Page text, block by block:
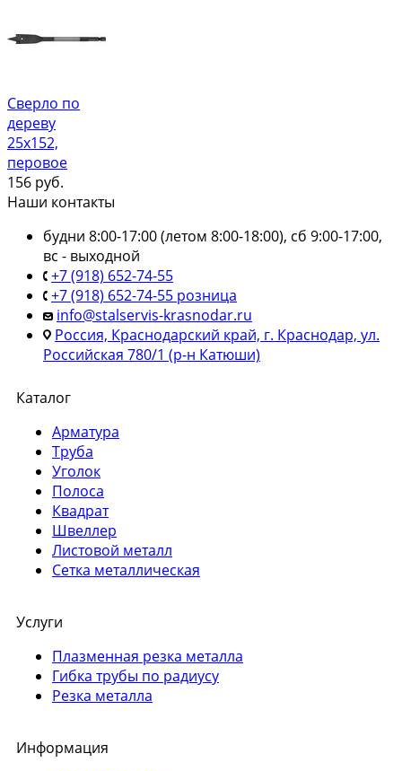
Сверло по
дереву
25х152,
перовое
156 руб.
Наши контакты
будни 8:00-17:00 (летом 8:00-18:00), сб 9:00-17:00,
вс - выходной
+7 (918) 652-74-55
+7 (918) 652-74-55 розница
info@stalservis-krasnodar.ru
Россия, Краснодарский край, г. Краснодар, ул.
Российская 780/1 (р-н Катюши)
Каталог
Арматура
Труба
Уголок
Полоса
Квадрат
Швеллер
Листовой металл
Сетка металлическая
Услуги
Плазменная резка металла
Гибка трубы по радиусу
Резка металла
Информация